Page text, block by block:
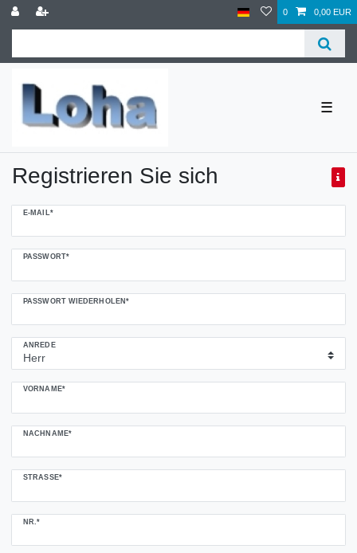
0 0,00 EUR
☰
Registrieren Sie sich
E-MAIL*
PASSWORT*
PASSWORT WIEDERHOLEN*
ANREDE
VORNAME*
NACHNAME*
STRASSE*
NR.*